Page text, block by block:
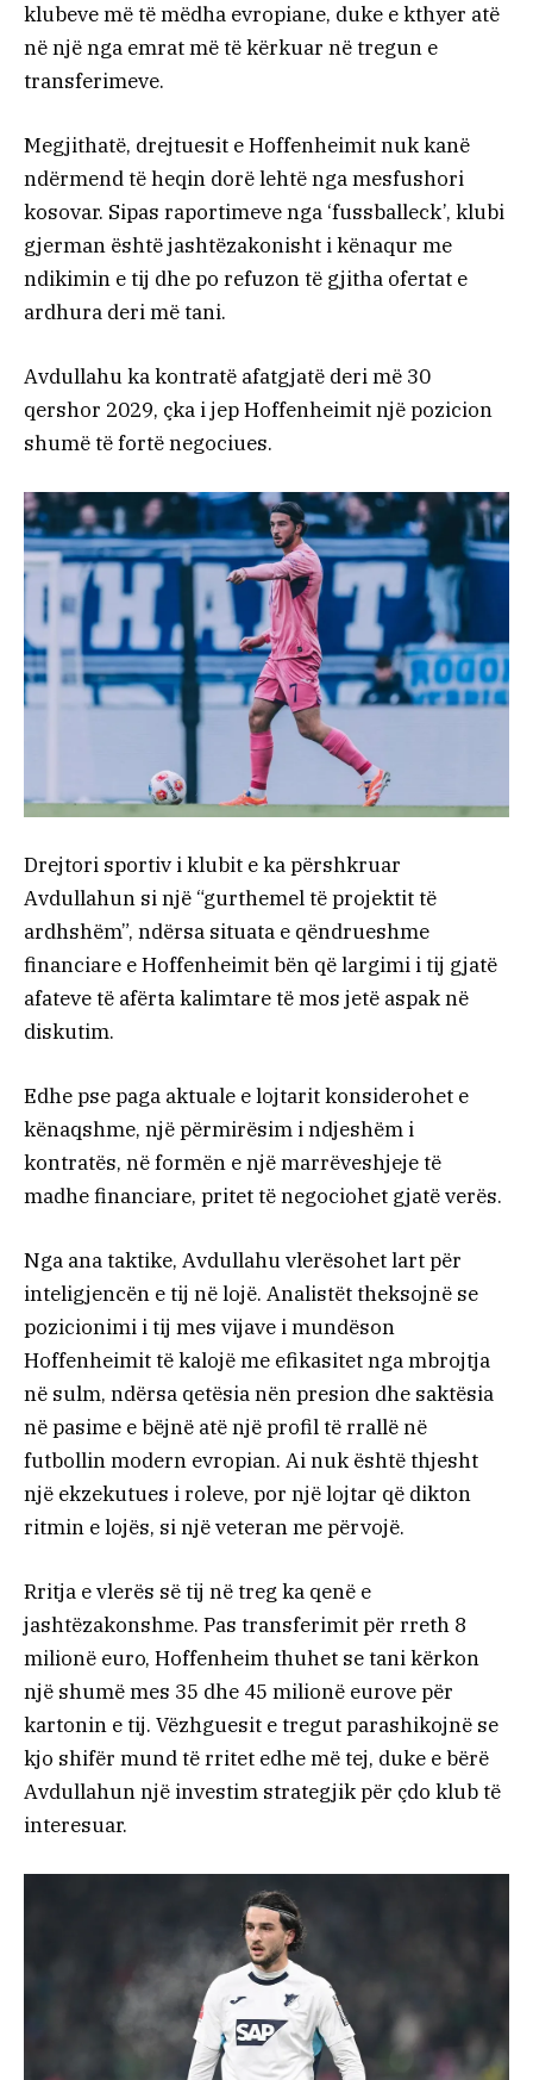
klubeve më të mëdha evropiane, duke e kthyer atë
në një nga emrat më të kërkuar në tregun e
transferimeve.
Megjithatë, drejtuesit e Hoffenheimit nuk kanë
ndërmend të heqin dorë lehtë nga mesfushori
kosovar. Sipas raportimeve nga ‘fussballeck’, klubi
gjerman është jashtëzakonisht i kënaqur me
ndikimin e tij dhe po refuzon të gjitha ofertat e
ardhura deri më tani.
Avdullahu ka kontratë afatgjatë deri më 30
qershor 2029, çka i jep Hoffenheimit një pozicion
shumë të fortë negociues.
Drejtori sportiv i klubit e ka përshkruar
Avdullahun si një “gurthemel të projektit të
ardhshëm”, ndërsa situata e qëndrueshme
financiare e Hoffenheimit bën që largimi i tij gjatë
afateve të afërta kalimtare të mos jetë aspak në
diskutim.
Edhe pse paga aktuale e lojtarit konsiderohet e
kënaqshme, një përmirësim i ndjeshëm i
kontratës, në formën e një marrëveshjeje të
madhe financiare, pritet të negociohet gjatë verës.
Nga ana taktike, Avdullahu vlerësohet lart për
inteligjencën e tij në lojë. Analistët theksojnë se
pozicionimi i tij mes vijave i mundëson
Hoffenheimit të kalojë me efikasitet nga mbrojtja
në sulm, ndërsa qetësia nën presion dhe saktësia
në pasime e bëjnë atë një profil të rrallë në
futbollin modern evropian. Ai nuk është thjesht
një ekzekutues i roleve, por një lojtar që dikton
ritmin e lojës, si një veteran me përvojë.
Rritja e vlerës së tij në treg ka qenë e
jashtëzakonshme. Pas transferimit për rreth 8
milionë euro, Hoffenheim thuhet se tani kërkon
një shumë mes 35 dhe 45 milionë eurove për
kartonin e tij. Vëzhguesit e tregut parashikojnë se
kjo shifër mund të rritet edhe më tej, duke e bërë
Avdullahun një investim strategjik për çdo klub të
interesuar.